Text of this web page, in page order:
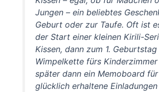
Jungen – ein beliebtes
Geburt oder zur Taufe. Oft ist
der Start einer kleinen Kirili-
Kissen, dann zum 1. Geburtstag
Wimpelkette fürs
später dann ein Memoboard
glücklich erhaltene